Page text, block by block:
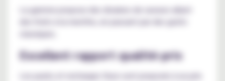
La gamme propose des dizaines de saveurs allant
classiques.
Excellent rapport qualité-prix
Les packs et recharges Vuse sont proposés à un prix